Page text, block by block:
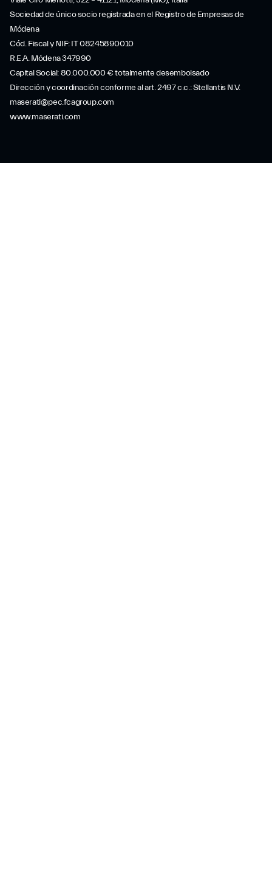
Sociedad de único socio registrada en el Registro de Empresas de
Módena
Cód. Fiscal y NIF: IT 08245890010
R.E.A. Módena 347990
Capital Social: 80.000.000 € totalmente desembolsado
Dirección y coordinación conforme al art. 2497 c.c.: Stellantis N.V.
maserati@pec.fcagroup.com
www.maserati.com